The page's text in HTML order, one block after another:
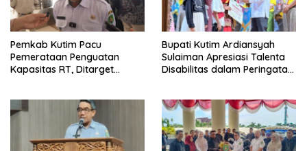
Pemkab Kutim Pacu
Pemerataan Penguatan
Kapasitas RT, Ditarget
Bupati Kutim Ardiansyah
Sulaiman Apresiasi Talenta
Disabilitas dalam Peringatan